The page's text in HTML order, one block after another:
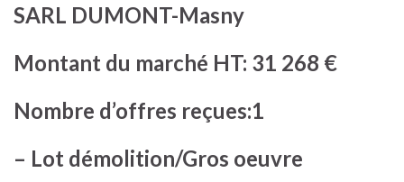
SARL DUMONT-Masny
Montant du marché HT: 31 268 €
Nombre d’offres reçues:1
– Lot démolition/Gros oeuvre